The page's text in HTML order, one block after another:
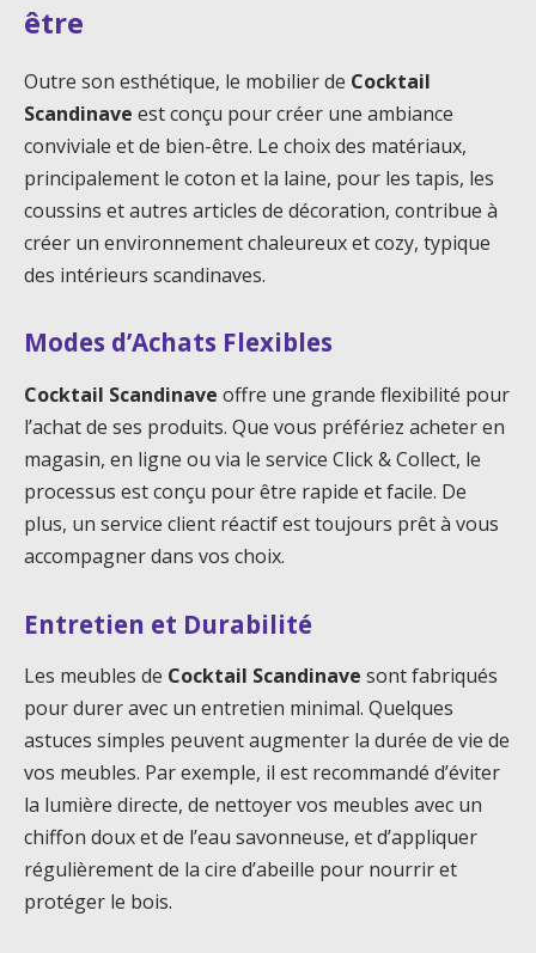
être
Outre son esthétique, le mobilier de Cocktail
Scandinave est conçu pour créer une ambiance
conviviale et de bien-être. Le choix des matériaux,
principalement le coton et la laine, pour les tapis, les
coussins et autres articles de décoration, contribue à
créer un environnement chaleureux et cozy, typique
des intérieurs scandinaves.
Modes d’Achats Flexibles
Cocktail Scandinave offre une grande flexibilité pour
l’achat de ses produits. Que vous préfériez acheter en
magasin, en ligne ou via le service Click & Collect, le
processus est conçu pour être rapide et facile. De
plus, un service client réactif est toujours prêt à vous
accompagner dans vos choix.
Entretien et Durabilité
Les meubles de Cocktail Scandinave sont fabriqués
pour durer avec un entretien minimal. Quelques
astuces simples peuvent augmenter la durée de vie de
vos meubles. Par exemple, il est recommandé d’éviter
la lumière directe, de nettoyer vos meubles avec un
chiffon doux et de l’eau savonneuse, et d’appliquer
régulièrement de la cire d’abeille pour nourrir et
protéger le bois.